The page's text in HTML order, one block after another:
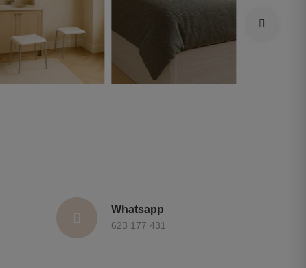
Whatsapp
623 177 431